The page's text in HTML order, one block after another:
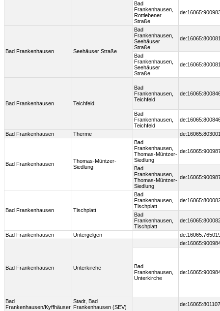
Bad
Frankenhausen,
Rottlebener
Straße
Bad Frankenhausen Seehäuser Straße
Bad
Frankenhausen,
Seehäuser
Straße
Bad
Frankenhausen,
Seehäuser
Straße
Bad Frankenhausen Teichfeld
Bad
Frankenhausen,
Teichfeld
Bad
Frankenhausen,
Teichfeld
Bad Frankenhausen Therme
Bad Frankenhausen
Thomas-Müntzer-
Siedlung
Bad
Frankenhausen,
Thomas-Müntzer-
Siedlung
Bad
Frankenhausen,
Thomas-Müntzer-
Siedlung
Bad Frankenhausen Tischplatt
Bad
Frankenhausen,
Tischplatt
Bad
Frankenhausen,
Tischplatt
Bad Frankenhausen Untergelgen
Bad Frankenhausen Unterkirche
Bad
Frankenhausen,
Unterkirche
Bad
Frankenhausen/Kyffhäuser
Stadt, Bad
Frankenhausen (SEV)